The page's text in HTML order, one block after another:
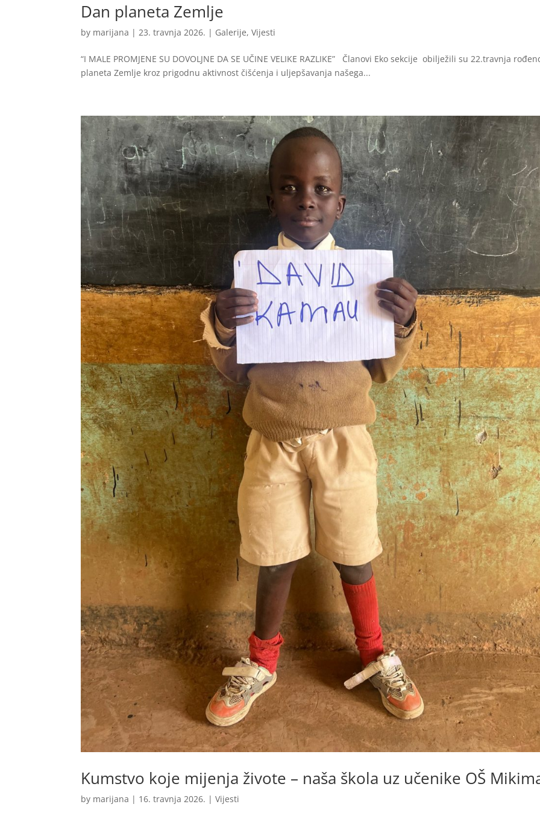
Dan planeta Zemlje
by marijana |23. travnja 2026. | Galerije,Vijesti
“I MALE PROMJENE SU DOVOLJNE DA SE UČINE VELIKE RAZLIKE” Članovi Eko sekcije obilježili su 22.travnja
planeta Zemlje kroz prigodnu aktivnost čišćenja i uljepšavanja našega...
Kumstvo koje mijenja živote – naša škola uz učenike OŠ
by marijana | 16. travnja 2026. |Vijesti